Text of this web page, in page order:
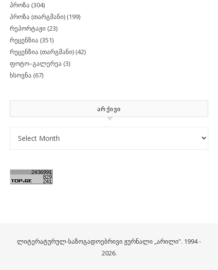
პროზა (304)
პროზა (თარგმანი) (199)
რეპორტაჟი (23)
რეცენზია (351)
რეცენზია (თარგმანი) (42)
ფოტო–გალერეა (3)
ხსოვნა (67)
ᲐᲠᲥᲘᲕᲘ
ლიტერატურულ-საზოგადოებრივი ჟურნალი „არილი”. 1994 -
2026.